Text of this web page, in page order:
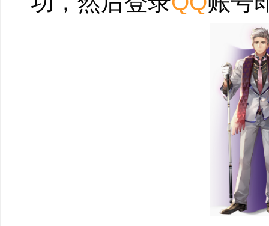
杆最高分，等你来打
5、竞技对战杆杆
善攻善守谁能独领
腾讯桌球是腾讯首
行的操作方式，绚丽
进球，激动人心的赛